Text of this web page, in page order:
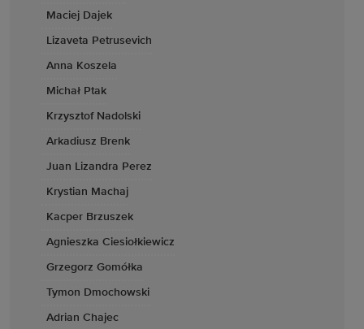
Maciej Dajek
Lizaveta Petrusevich
Anna Koszela
Michał Ptak
Krzysztof Nadolski
Arkadiusz Brenk
Juan Lizandra Perez
Krystian Machaj
Kacper Brzuszek
Agnieszka Ciesiołkiewicz
Grzegorz Gomółka
Tymon Dmochowski
Adrian Chajec